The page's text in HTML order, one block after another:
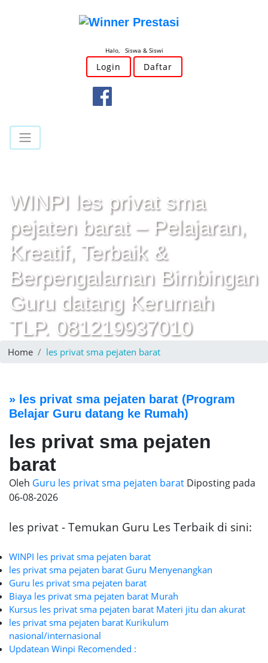
Halo, Siswa & Siswi
Login Daftar
WINPI les privat sma
pejaten barat – Pelajaran,
Kreatif, Terbaik &
Berpengalaman Bimbingan
Guru datang Kerumah
TLP. 081219937010
Home les privat sma pejaten barat
» les privat sma pejaten barat (Program
Belajar Guru datang ke Rumah)
les privat sma pejaten
barat
Oleh Guru les privat sma pejaten barat Diposting pada
06-08-2026
les privat - Temukan Guru Les Terbaik di sini:
WINPI les privat sma pejaten barat
les privat sma pejaten barat Guru Menyenangkan
Guru les privat sma pejaten barat
Biaya les privat sma pejaten barat Murah
Kursus les privat sma pejaten barat Materi jitu dan akurat
les privat sma pejaten barat Kurikulum
nasional/internasional
Updatean Winpi Recomended :